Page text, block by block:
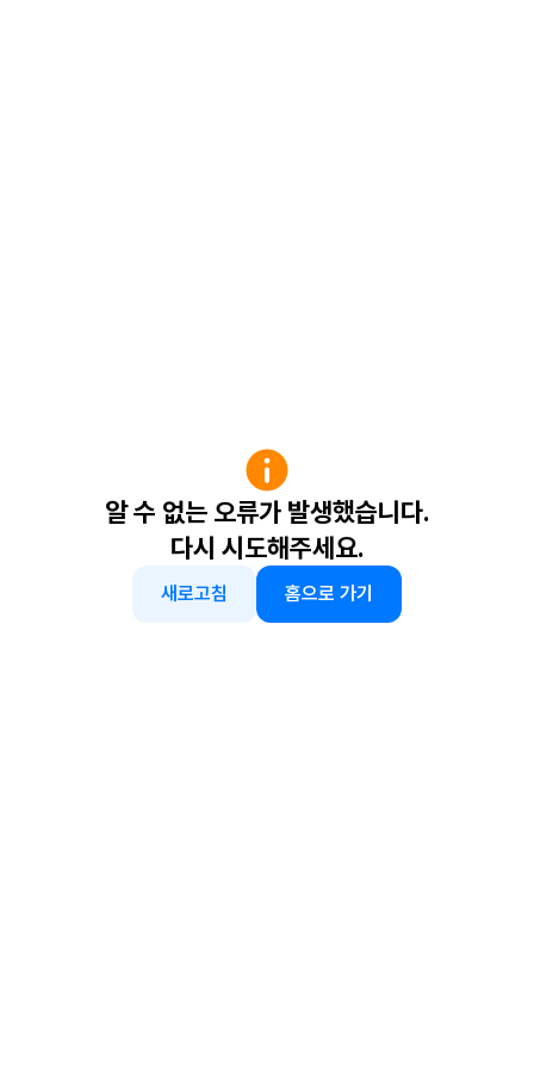
알 수 없는 오류가 발생했습니다.
다시 시도해주세요.
새로고침 홈으로 가기